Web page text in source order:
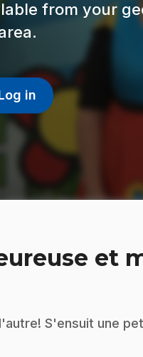
from your
in
et
S'ensuit une